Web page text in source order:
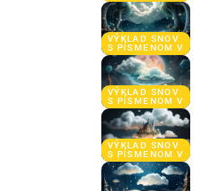
VÝKLAD SNOV
S PÍSMENOM V
VÝKLAD SNOV
S PÍSMENOM V
VÝKLAD SNOV
S PÍSMENOM V